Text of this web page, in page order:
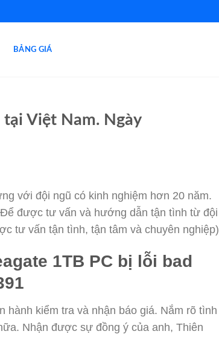
BẢNG GIÁ
Việt Nam. Ngày
với đội ngũ có kinh nghiệm hơn 20 năm.
được tư vấn và hướng dẫn tận tình từ đội
tư vấn tận tình, tận tâm và chuyên nghiệp)
1TB PC bị lỗi bad
kiểm tra và nhận báo giá. Nắm rõ tình
Nhận được sự đồng ý của anh, Thiên